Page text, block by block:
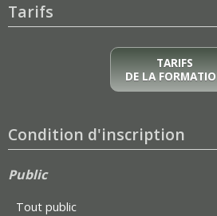
Tarifs
TARIFS
DE LA
Condition d'inscription
Public
Tout public